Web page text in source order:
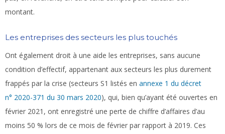
montant.
Les entreprises des secteurs les plus touchés
Ont également droit à une aide les entreprises, sans aucune
condition d’effectif, appartenant aux secteurs les plus durement
frappés par la crise (secteurs S1 listés en annexe 1 du décret
n° 2020-371 du 30 mars 2020), qui, bien qu’ayant été ouvertes en
février 2021, ont enregistré une perte de chiffre d’affaires d’au
moins 50 % lors de ce mois de février par rapport à 2019. Ces